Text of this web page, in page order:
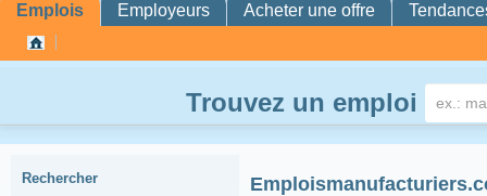
Emplois Employeurs Acheter une offre
Trouvez un emploi
Rechercher